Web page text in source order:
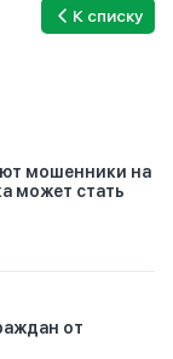
К списку
мошенники на
может стать
от